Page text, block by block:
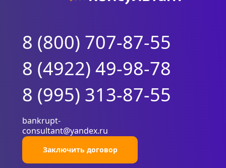
8 (800) 707-87-55
8 (4922) 49-98-78
bankrupt-
consultant@yandex.ru
Заключить договор
8 (995) 313-87-55